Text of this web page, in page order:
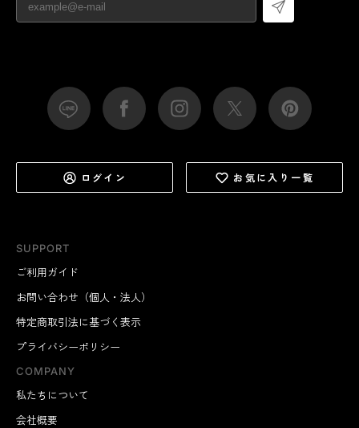
SUPPORT
ご利用ガイド
お問い合わせ（個人・法人）
特定商取引法に基づく表示
プライバシーポリシー
COMPANY
私たちについて
会社概要
ログイン お気に入り一覧